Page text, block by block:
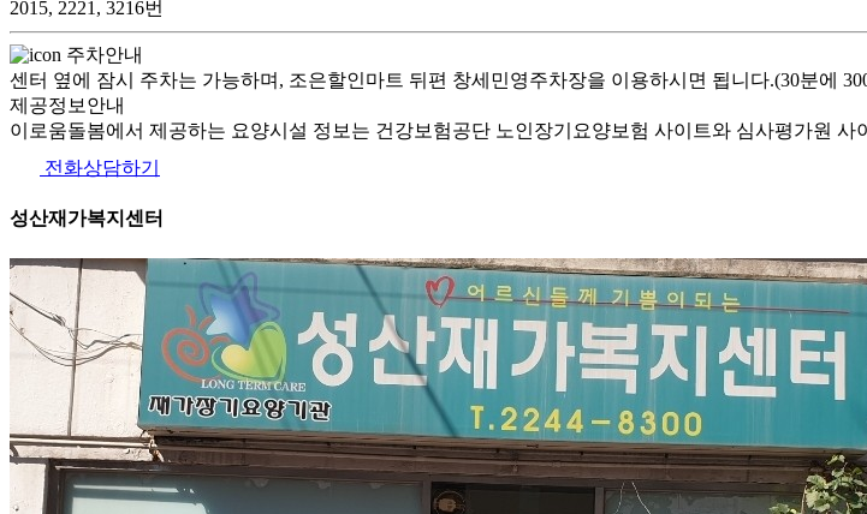
2015, 2221, 3216번
주차안내
센터 옆에 잠시 주차는 가능하며, 조은할인마트 뒤편 창세민영주차장을 이용하시면 됩니다.(30분에
제공정보안내
이로움돌봄에서 제공하는 요양시설 정보는 건강보험공단 노인장기요양보험 사이트와 심사평가원
전화상담하기
성산재가복지센터